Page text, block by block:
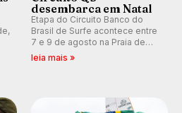
desembarca em Natal
Etapa do Circuito Banco do
Brasil de Surfe acontece entre
7 e 9 de agosto na Praia de
Miami (RN), em disputas
leia mais »